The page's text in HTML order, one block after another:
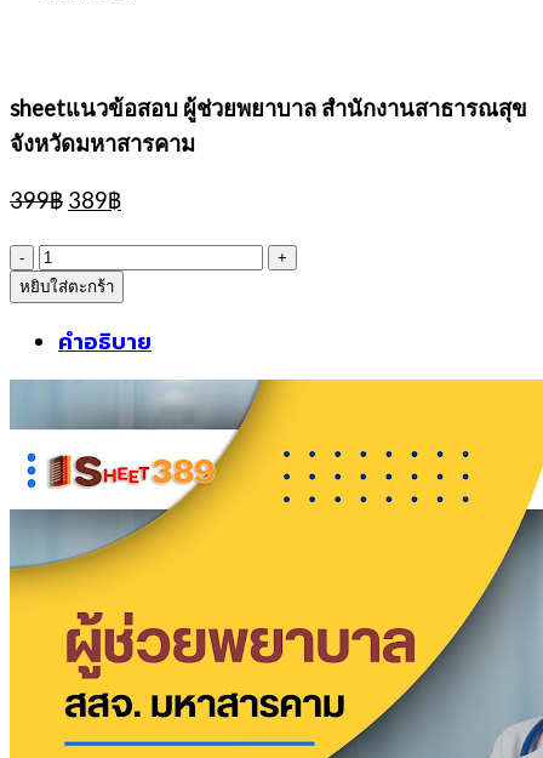
sheetแนวข้อสอบ ผู้ช่วยพยาบาล สำนักงานสาธารณสุข
จังหวัดมหาสารคาม
399฿ Original
was:
399฿.
389฿Current
is:
389฿.
จำนวน
sheetแนว
ข้อสอบ
พยาบาล
สำนักงาน
สาธารณสุข
จังหวัด
มหาสารคาม
หยิบใส่ตะกร้า
คำอธิบาย